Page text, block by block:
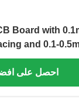
and 0.1-
Thickness
احصل على